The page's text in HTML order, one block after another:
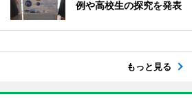
例や高校生の探究を発表
もっと見る